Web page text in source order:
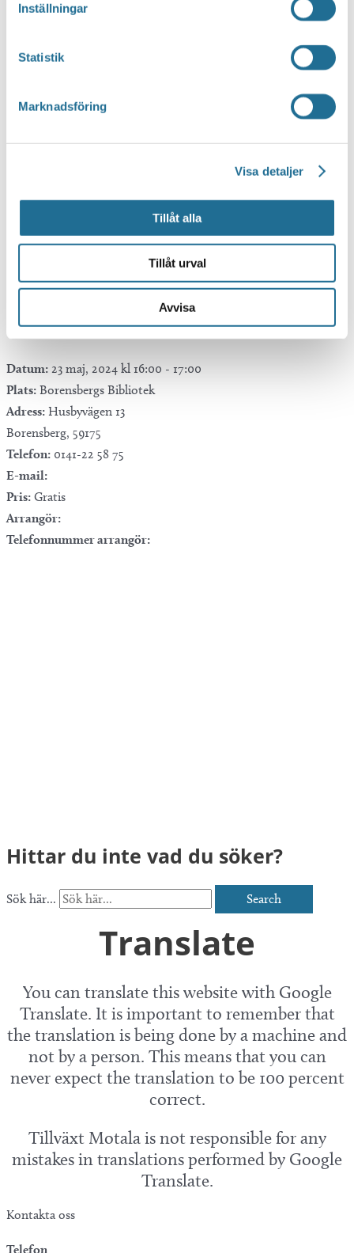
Inställningar
Statistik
Marknadsföring
Visa detaljer
Tillåt alla
Tillåt urval
Avvisa
iCalendar
Outlook Live
Mer info
Datum: 23 maj, 2024 kl 16:00 - 17:00
Plats: Borensbergs Bibliotek
Adress: Husbyvägen 13
Borensberg, 59175
Telefon: 0141-22 58 75
E-mail:
Pris: Gratis
Arrangör:
Telefonnummer arrangör:
Hittar du inte vad du söker?
Sök här... Search
Translate
You can translate this website with Google
Translate. It is important to remember that
the translation is being done by a machine and
not by a person. This means that you can
never expect the translation to be 100 percent
correct.
Tillväxt Motala is not responsible for any
mistakes in translations performed by Google
Translate.
Kontakta oss
Telefon